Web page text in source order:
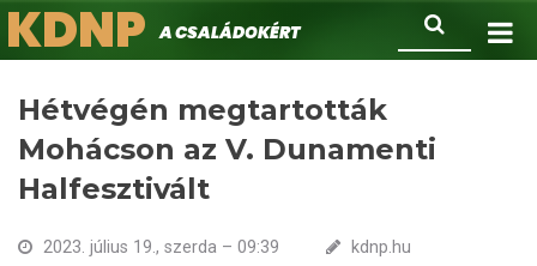
Ugrás
a
Keresés
KDNPA családokért.
Hétvégén megtartották
Mohácson az V. Dunamenti
Halfesztivált
2023. július 19., szerda – 09:39 kdnp.hu